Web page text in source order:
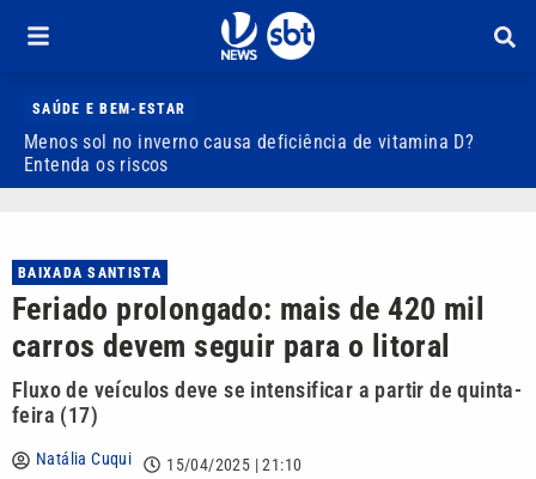
SAÚDE E BEM-ESTAR
Menos sol no inverno causa deficiência de vitamina D?
Entenda os riscos
BAIXADA SANTISTA
Feriado prolongado: mais de 420 mil
carros devem seguir para o litoral
Fluxo de veículos deve se intensificar a partir de quinta-
feira (17)
Natália Cuqui 15/04/2025 | 21:10